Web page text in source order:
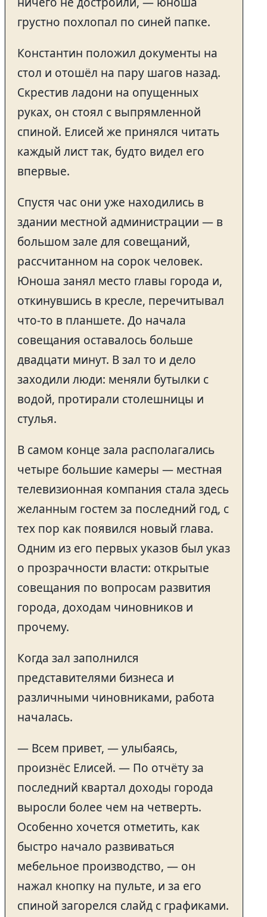
грустно похлопал по синей папке.
Константин положил документы на
стол и отошёл на пару шагов назад.
Скрестив ладони на опущенных
руках, он стоял с выпрямленной
спиной. Елисей же принялся читать
каждый лист так, будто видел его
впервые.
Спустя час они уже находились в
здании местной администрации — в
большом зале для совещаний,
рассчитанном на сорок человек.
Юноша занял место главы города и,
откинувшись в кресле, перечитывал
что-то в планшете. До начала
совещания оставалось больше
двадцати минут. В зал то и дело
заходили люди: меняли бутылки с
водой, протирали столешницы и
стулья.
В самом конце зала располагались
четыре большие камеры — местная
телевизионная компания стала здесь
желанным гостем за последний год, с
тех пор как появился новый глава.
Одним из его первых указов был указ
о прозрачности власти: открытые
совещания по вопросам развития
города, доходам чиновников и
прочему.
Когда зал заполнился
представителями бизнеса и
различными чиновниками, работа
началась.
— Всем привет, — улыбаясь,
произнёс Елисей. — По отчёту за
последний квартал доходы города
выросли более чем на четверть.
Особенно хочется отметить, как
быстро начало развиваться
мебельное производство, — он
нажал кнопку на пульте, и за его
спиной загорелся слайд с графиками.